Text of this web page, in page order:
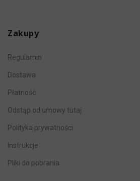
Zakupy
Regulamin
Dostawa
Płatność
Odstąp od umowy tutaj
Polityka prywatności
Instrukcje
Pliki do pobrania